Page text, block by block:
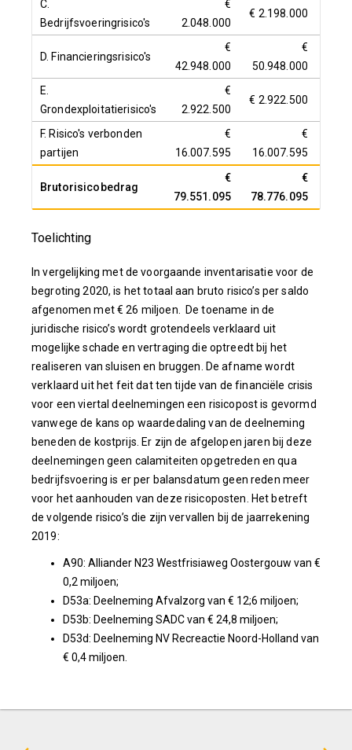
C.
Bedrijfsvoeringrisico's
€
2.048.000
€ 2.198.000
D. Financieringsrisico's
€
42.948.000
€
50.948.000
E.
Grondexploitatierisico's
€
2.922.500
€ 2.922.500
F. Risico's verbonden
partijen
€
16.007.595
€
16.007.595
Brutorisicobedrag
€
79.551.095
€
78.776.095
Toelichting
In vergelijking met de voorgaande inventarisatie voor de
begroting 2020, is het totaal aan bruto risico’s per saldo
afgenomen met € 26 miljoen. De toename in de
juridische risico’s wordt grotendeels verklaard uit
mogelijke schade en vertraging die optreedt bij het
realiseren van sluisen en bruggen. De afname wordt
verklaard uit het feit dat ten tijde van de financiële crisis
voor een viertal deelnemingen een risicopost is gevormd
vanwege de kans op waardedaling van de deelneming
beneden de kostprijs. Er zijn de afgelopen jaren bij deze
deelnemingen geen calamiteiten opgetreden en qua
bedrijfsvoering is er per balansdatum geen reden meer
voor het aanhouden van deze risicoposten. Het betreft
de volgende risico’s die zijn vervallen bij de jaarrekening
2019:
A90: Alliander N23 Westfrisiaweg Oostergouw van €
0,2 miljoen;
D53a: Deelneming Afvalzorg van € 12;6 miljoen;
D53b: Deelneming SADC van € 24,8 miljoen;
D53d: Deelneming NV Recreactie Noord-Holland van
€ 0,4 miljoen.